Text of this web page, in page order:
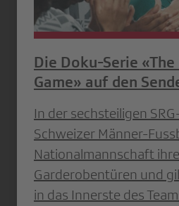
Die Doku-Serie «The
Game» auf den
In der sechsteiligen
Schweizer Männer-
Nationalmannschaft ihre
Garderobentüren und
in das Innerste des